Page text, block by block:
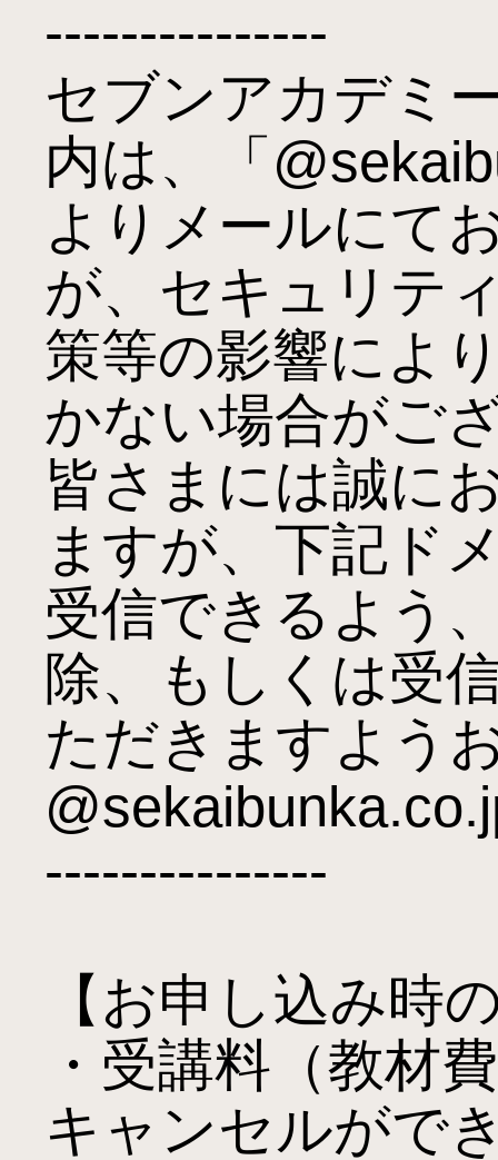
---------------
セブンアカデミ
内は、「
よりメールにて
が、セキュリテ
策等の影響によ
かない場合がご
皆さまには誠に
ますが、下記ド
受信できるよう
除、もしくは受
ただきますよう
---------------
【お申し込み時
・受講料（教材
キャンセルがで